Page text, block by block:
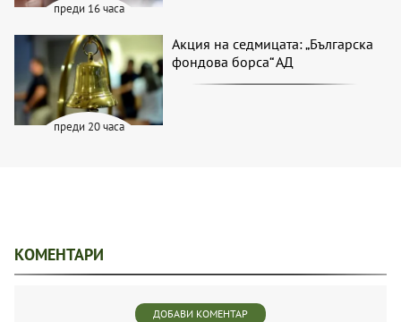
преди 16 часа
преди 20 часа
Акция на седмицата: „Българска
фондова борса“ АД
КОМЕНТАРИ
ДОБАВИ КОМЕНТАР